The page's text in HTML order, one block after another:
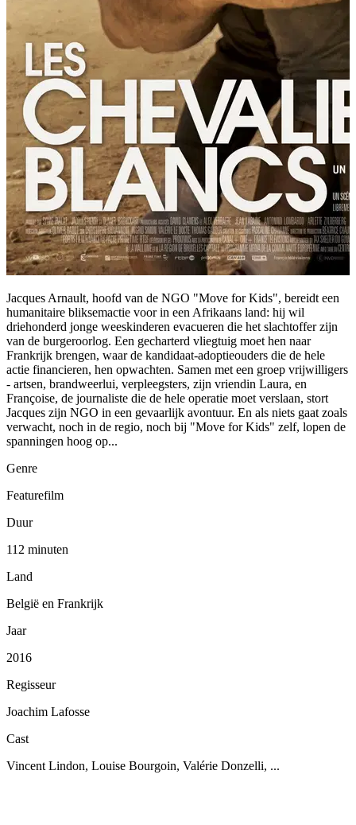
Jacques Arnault, hoofd van de NGO "Move for Kids", bereidt een
humanitaire bliksemactie voor in een Afrikaans land: hij wil
driehonderd jonge weeskinderen evacueren die het slachtoffer zijn
van de burgeroorlog. Een gecharterd vliegtuig moet hen naar
Frankrijk brengen, waar de kandidaat-adoptieouders die de hele
actie financieren, hen opwachten. Samen met een groep vrijwilligers
- artsen, brandweerlui, verpleegsters, zijn vriendin Laura, en
Françoise, de journaliste die de hele operatie moet verslaan, stort
Jacques zijn NGO in een gevaarlijk avontuur. En als niets gaat zoals
verwacht, noch in de regio, noch bij "Move for Kids" zelf, lopen de
spanningen hoog op...
Genre
Featurefilm
Duur
112 minuten
Land
België en Frankrijk
Jaar
2016
Regisseur
Joachim Lafosse
Cast
Vincent Lindon, Louise Bourgoin, Valérie Donzelli, ...